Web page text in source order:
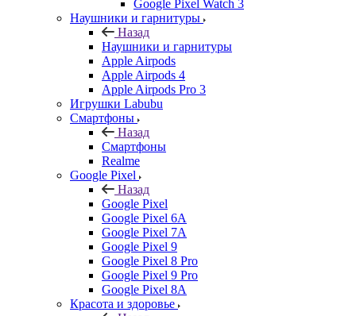
Google Pixel Watch 3
Наушники и гарнитуры
Назад
Наушники и гарнитуры
Apple Airpods
Apple Airpods 4
Apple Airpods Pro 3
Игрушки Labubu
Смартфоны
Назад
Смартфоны
Realme
Google Pixel
Назад
Google Pixel
Google Pixel 6A
Google Pixel 7А
Google Pixel 9
Google Pixel 8 Pro
Google Pixel 9 Pro
Google Pixel 8A
Красота и здоровье